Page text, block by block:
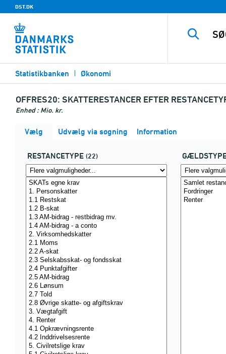
DST.DK
Statistikbanken Økonomi
OFFRES20: SKATTERESTANCER EFTER
Enhed : Mio. kr.
Vælg Udvælg via søgning Information
RESTANCETYPE (22)